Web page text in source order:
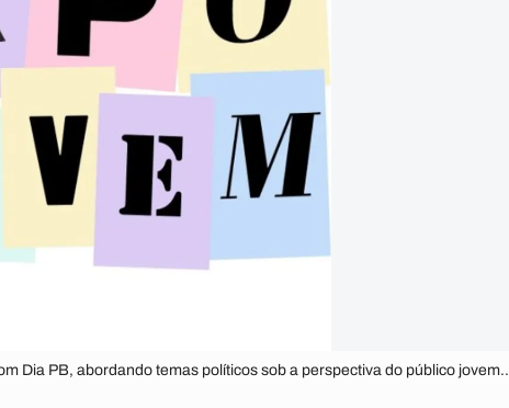
Dia PB, abordando temas políticos sob a perspectiva do público jovem..